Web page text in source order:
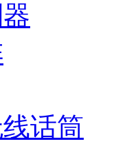
话筒